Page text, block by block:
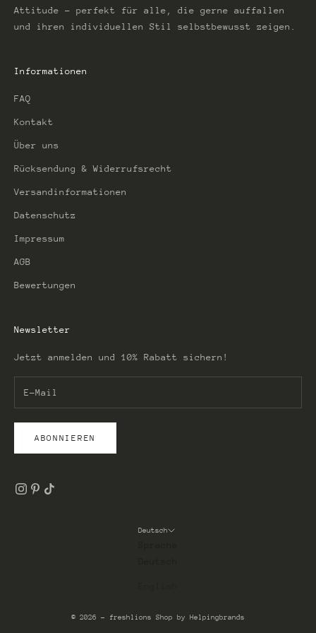
Attitude – perfekt für alle, die gerne auffallen
und ihren individuellen Stil selbstbewusst zeigen.
Informationen
FAQ
Kontakt
Über uns
Rücksendung & Widerrufsrecht
Versandinformationen
Datenschutz
Impressum
AGB
Bewertungen
Newsletter
Jetzt anmelden und 10% Rabatt sichern!
ABONNIEREN
Deutsch
© 2026 - freshlions Shop by Helpingbrands